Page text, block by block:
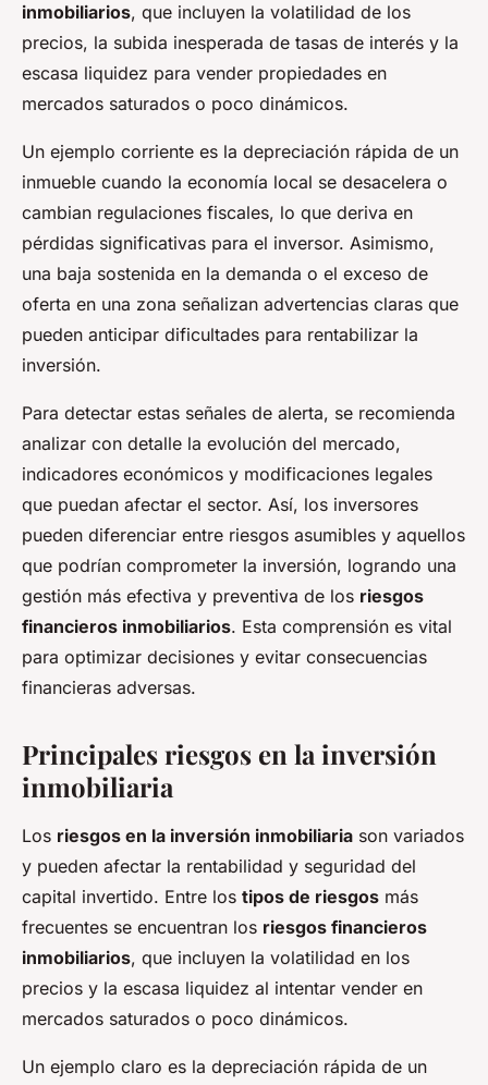
inmobiliarios, que incluyen la volatilidad de los
precios, la subida inesperada de tasas de interés y la
escasa liquidez para vender propiedades en
mercados saturados o poco dinámicos.
Un ejemplo corriente es la depreciación rápida de un
inmueble cuando la economía local se desacelera o
cambian regulaciones fiscales, lo que deriva en
pérdidas significativas para el inversor. Asimismo,
una baja sostenida en la demanda o el exceso de
oferta en una zona señalizan advertencias claras que
pueden anticipar dificultades para rentabilizar la
inversión.
Para detectar estas señales de alerta, se recomienda
analizar con detalle la evolución del mercado,
indicadores económicos y modificaciones legales
que puedan afectar el sector. Así, los inversores
pueden diferenciar entre riesgos asumibles y aquellos
que podrían comprometer la inversión, logrando una
gestión más efectiva y preventiva de los riesgos
financieros inmobiliarios. Esta comprensión es vital
para optimizar decisiones y evitar consecuencias
financieras adversas.
Principales riesgos en la inversión
inmobiliaria
Los riesgos en la inversión inmobiliaria son variados
y pueden afectar la rentabilidad y seguridad del
capital invertido. Entre los tipos de riesgos más
frecuentes se encuentran los riesgos financieros
inmobiliarios, que incluyen la volatilidad en los
precios y la escasa liquidez al intentar vender en
mercados saturados o poco dinámicos.
Un ejemplo claro es la depreciación rápida de un